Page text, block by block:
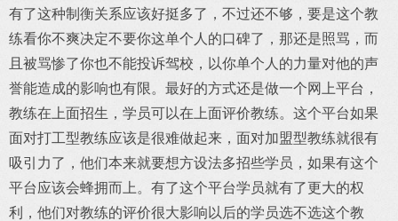
有了这种制衡关系应该好挺多了，不过还不够，要是这个教
练看你不爽决定不要你这单个人的口碑了，那还是照骂，而
且被骂惨了你也不能投诉驾校，以你单个人的力量对他的声
誉能造成的影响也有限。最好的方式还是做一个网上平台，
教练在上面招生，学员可以在上面评价教练。这个平台如果
面对打工型教练应该是很难做起来，面对加盟型教练就很有
吸引力了，他们本来就要想方设法多招些学员，如果有这个
平台应该会蜂拥而上。有了这个平台学员就有了更大的权
利，他们对教练的评价很大影响以后的学员选不选这个教